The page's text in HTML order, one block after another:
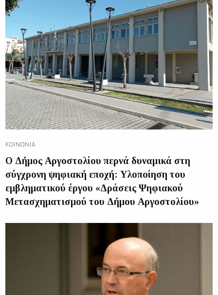
ΚΟΙΝΩΝΊΑ
Ο Δήμος Αργοστολίου περνά δυναμικά στη
σύγχρονη ψηφιακή εποχή: Υλοποίηση του
εμβληματικού έργου «Δράσεις Ψηφιακού
Μετασχηματισμού του Δήμου Αργοστολίου»